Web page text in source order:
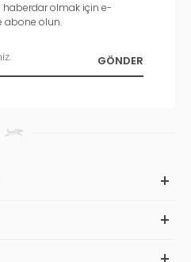
olmak için e-
abone olun.